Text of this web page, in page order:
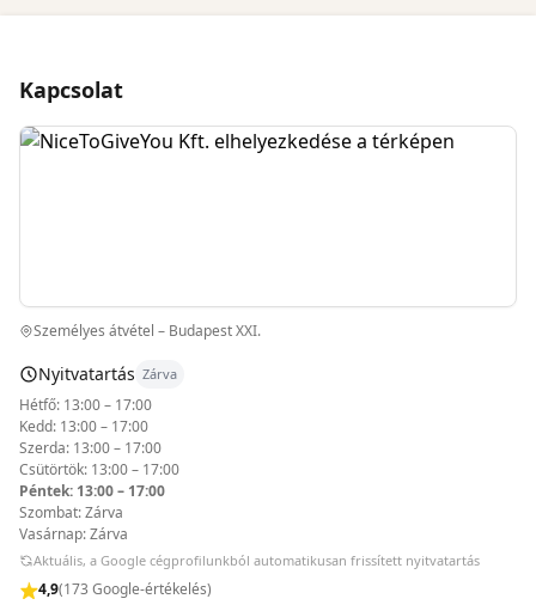
Kapcsolat
Személyes átvétel – Budapest XXI.
Nyitvatartás Zárva
Hétfő: 13:00 – 17:00
Kedd: 13:00 – 17:00
Szerda: 13:00 – 17:00
Csütörtök: 13:00 – 17:00
Péntek: 13:00 – 17:00
Szombat: Zárva
Vasárnap: Zárva
Aktuális, a Google cégprofilunkból automatikusan frissített nyitvatartás
4,9(173 Google-értékelés)